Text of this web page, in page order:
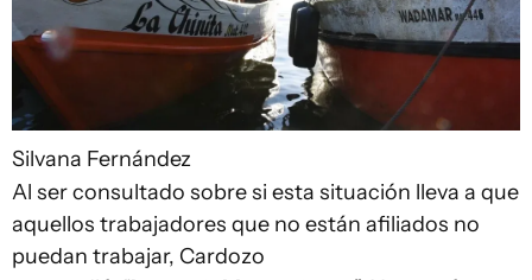
Silvana Fernández
Al ser consultado sobre si esta situación lleva a que
aquellos trabajadores que no están afiliados no
puedan trabajar, Cardozo